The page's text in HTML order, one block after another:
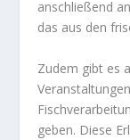
anschließend
das aus den
Zudem gibt es
geben. Diese